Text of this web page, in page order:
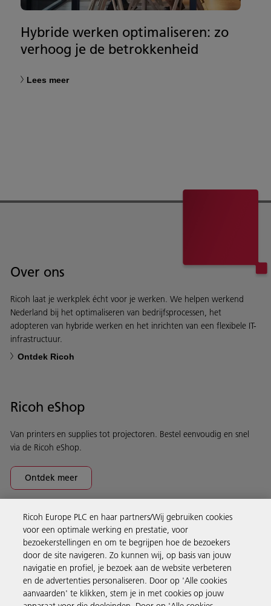
Hybride werken optimaliseren: zo
verhoog je de betrokkenheid
Lees meer
Over ons
Ricoh laat je werkplek écht voor je werken. We helpen werkend
Nederland bij het optimaliseren van bedrijfsprocessen, het
adopteren van hybride werken en het inrichten van een flexibele IT-
infrastructuur.
Ontdek Ricoh
Ricoh eShop
Van printers en supplies tot projectoren. Bestel eenvoudig en snel
via de Ricoh eShop.
Ontdek meer
Business Solutions
Producten en services
Support en contact
Ricoh Europe PLC en haar partners/Wij gebruiken cookies
voor een optimale werking en prestatie, voor
bezoekerstellingen en om te begrijpen hoe de bezoekers
door de site navigeren. Zo kunnen wij, op basis van jouw
navigatie en profiel, je bezoek aan de website verbeteren
en de advertenties personaliseren. Door op 'Alle cookies
aanvaarden' te klikken, stem je in met cookies op jouw